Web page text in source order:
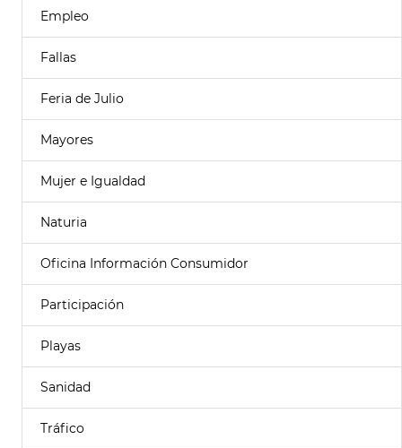
Empleo
Fallas
Feria de Julio
Mayores
Mujer e Igualdad
Naturia
Oficina Información Consumidor
Participación
Playas
Sanidad
Tráfico